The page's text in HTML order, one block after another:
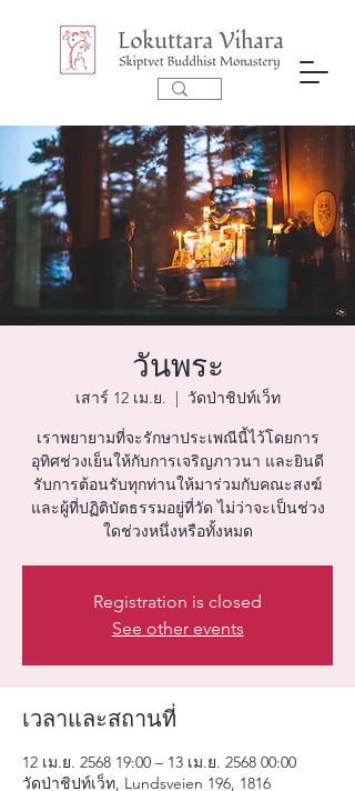
วันพระ
เสาร์ 12 เม.ย.
  |
วัดป่าชิปท์เว็ท
เราพยายามที่จะรักษาประเพณีนี้ไว้โดยการ
อุทิศช่วงเย็นให้กับการเจริญภาวนา และยินดี
รับการต้อนรับทุกท่านให้มาร่วมกับคณะสงฆ์
และผู้ที่ปฏิติบัตธรรมอยู่ที่วัด ไม่ว่าจะเป็นช่วง
ใดช่วงหนึ่งหรือทั้งหมด
Registration is closed
See other events
เวลาและสถานที่
12 เม.ย. 2568 19:00 – 13 เม.ย. 2568 00:00
วัดป่าชิปท์เว็ท, Lundsveien 196, 1816